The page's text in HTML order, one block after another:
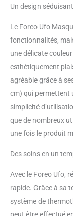
Un design
Le Foreo Ufo
fonctionnalités,
une délicate
esthétiquement
agréable grâce à
cm) qui permettent
simplicité
que de nombreux
une fois le produit
Des soins en un
Avec le Foreo Ufo,
rapide. Grâce à sa
système de
peut être effectué